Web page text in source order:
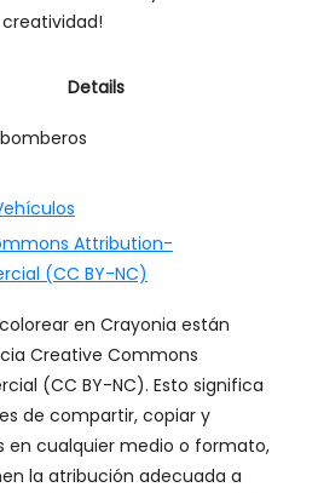
Details
Attribution-
(CC BY-NC)
en Crayonia están
Creative Commons
(CC BY-NC). Esto significa
de compartir, copiar y
en cualquier medio o formato,
la atribución adecuada a